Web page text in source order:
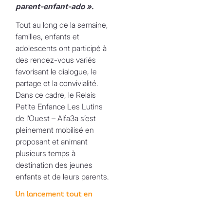
parent-enfant-ado ».
Tout au long de la semaine,
familles, enfants et
adolescents ont participé à
des rendez-vous variés
favorisant le dialogue, le
partage et la convivialité.
Dans ce cadre, le Relais
Petite Enfance Les Lutins
de l’Ouest – Alfa3a s’est
pleinement mobilisé en
proposant et animant
plusieurs temps à
destination des jeunes
enfants et de leurs parents.
Un lancement tout en